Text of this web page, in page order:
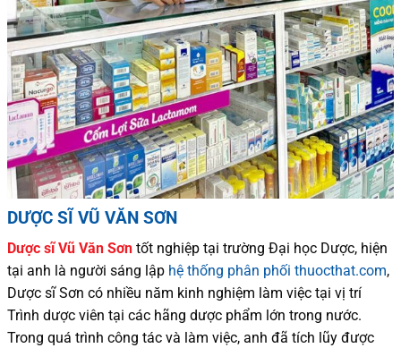
DƯỢC SĨ VŨ VĂN SƠN
Dược sĩVũ Văn Sơn tốt nghiệp tại trường Đại học Dược, hiện
tại anh là người sáng lập hệ thống phân phối thuocthat.com,
Dược sĩSơn có nhiều năm kinh nghiệm làm việc tại vị trí
Trình dược viên tại các hãng dược phẩm lớn trong nước.
Trong quá trình công tác và làm việc, anh đã tích lũy được